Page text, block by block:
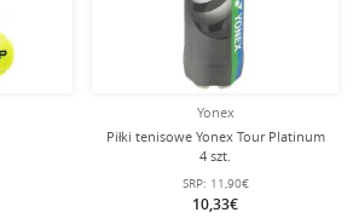
Yonex
Piłki tenisowe Yonex Tour Platinum
4 szt.
SRP: 11,90€
10,33€